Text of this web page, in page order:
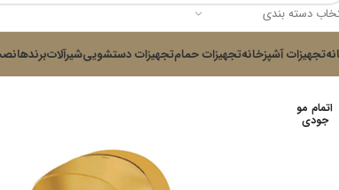
دسته بندی
تجهیزات آشپزخانهتجهیزات حمامتجهیزات دستشوییشیرآلاتبرندها
اتمام مو
جودی